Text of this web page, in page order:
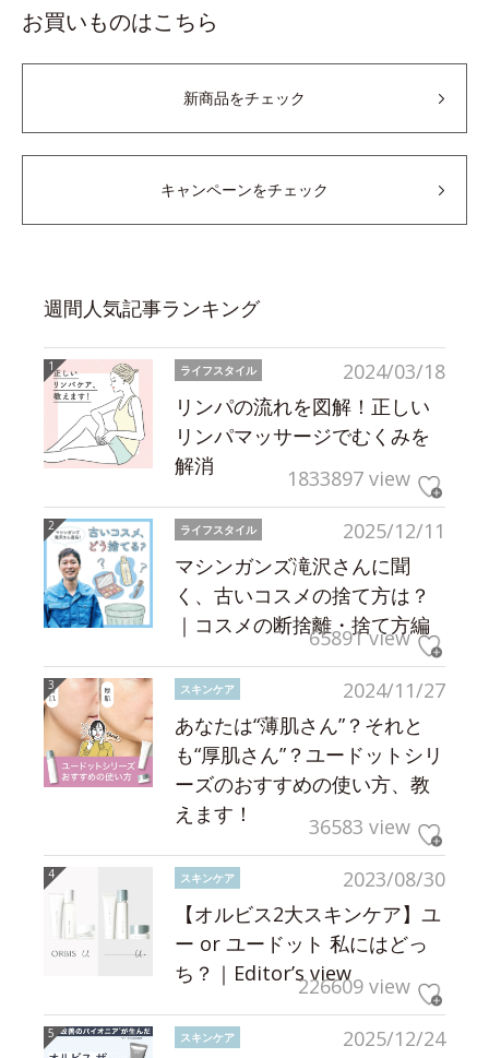
お買いものはこちら
新商品をチェック
キャンペーンをチェック
週間人気記事ランキング
2024/03/18
ライフスタイル
リンパの流れを図解！正しい
リンパマッサージでむくみを
解消
1833897 view
2025/12/11
ライフスタイル
マシンガンズ滝沢さんに聞
く、古いコスメの捨て方は？
｜コスメの断捨離・捨て方編
65891 view
2024/11/27
スキンケア
あなたは“薄肌さん”？それと
も“厚肌さん”？ユードットシリ
ーズのおすすめの使い方、教
えます！
36583 view
2023/08/30
スキンケア
【オルビス2大スキンケア】ユ
ー or ユードット 私にはどっ
ち？｜Editor’s view226609 view
2025/12/24
スキンケア